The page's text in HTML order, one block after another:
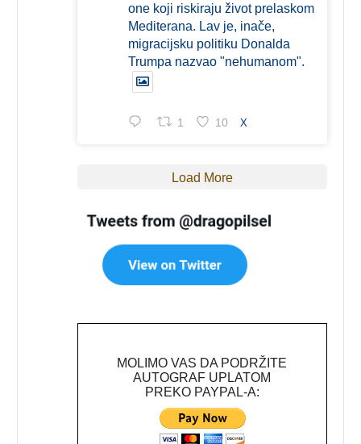
one koji riskiraju život prelaskom
Mediterana. Lav je, inače,
migracijsku politiku Donalda
Trumpa nazvao "nehumanom".
1 10 X
Load More
MOLIMO VAS DA PODRŽITE
AUTOGRAF UPLATOM
PREKO PAYPAL-A: